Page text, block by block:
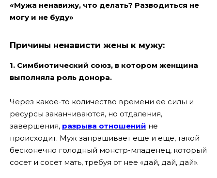
«Мужа ненавижу, что делать? Разводиться не
могу и не буду»
Причины ненависти жены к мужу:
1. Симбиотический союз, в котором женщина
выполняла роль донора.
Через какое-то количество времени ее силы и
ресурсы заканчиваются, но отдаления,
завершения, разрыва отношений не
происходит. Муж запрашивает еще и еще, такой
бесконечно голодный монстр-младенец, который
сосет и сосет мать, требуя от нее «дай, дай, дай».